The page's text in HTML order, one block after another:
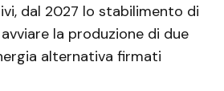
dal 2027 lo stabilimento di
la produzione di due
alternativa firmati